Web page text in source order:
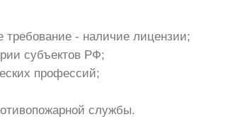
- наличие лицензии;
субъектов РФ;
профессий;
службы.